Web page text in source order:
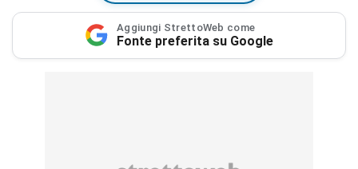
Aggiungi StrettoWeb come
Fonte preferita su Google